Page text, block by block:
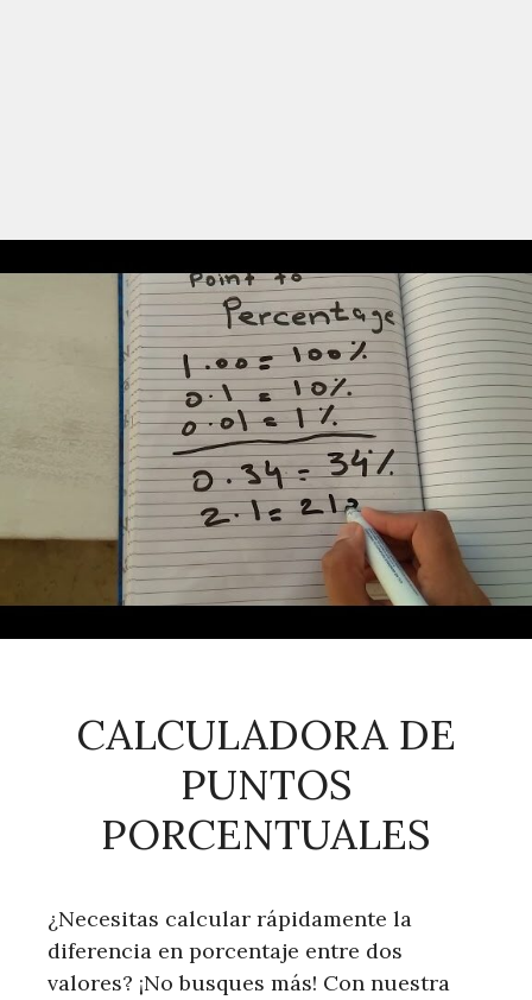
CALCULADORA DE
PUNTOS
PORCENTUALES
¿Necesitas calcular rápidamente la
diferencia en porcentaje entre dos
valores? ¡No busques más! Con nuestra